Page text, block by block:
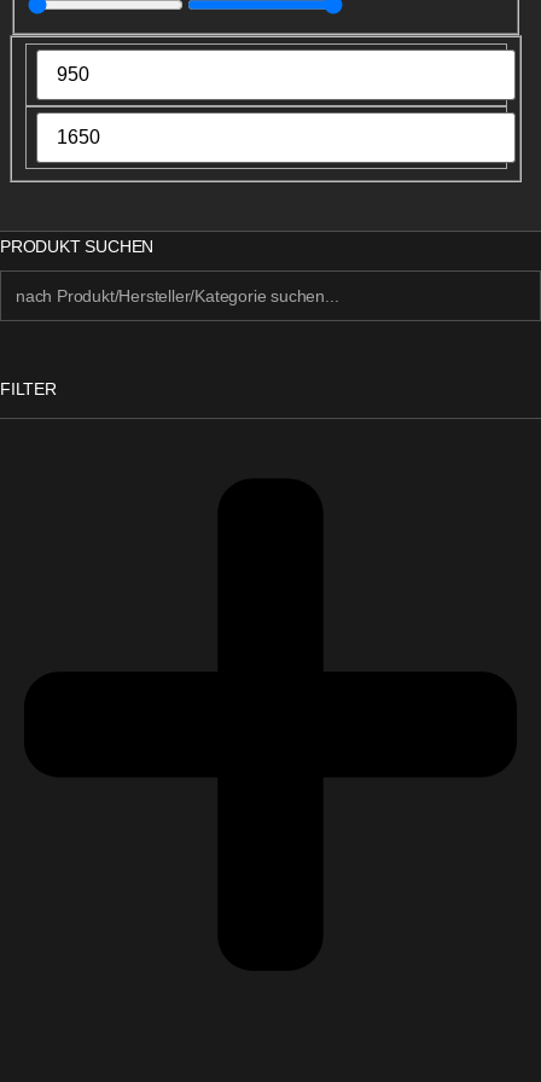
PRODUKT SUCHEN
FILTER